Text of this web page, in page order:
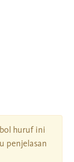
huruf ini
penjelasan